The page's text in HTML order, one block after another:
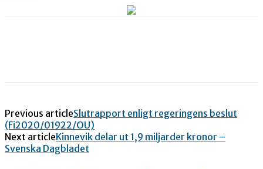
Previous articleSlutrapport enligt regeringens beslut
(Fi2020/01922/OU)
Next articleKinnevik delar ut 1,9 miljarder kronor –
Svenska Dagbladet